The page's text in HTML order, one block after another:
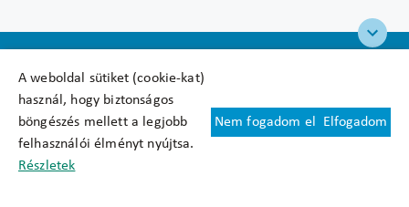
A weboldal sütiket (cookie-kat)
használ, hogy biztonságos
böngészés mellett a legjobb
felhasználói élményt nyújtsa.
Részletek
Nem fogadom el Elfogadom
Felhasználási feltételek